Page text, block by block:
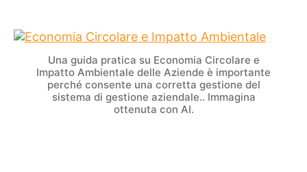
Una guida pratica su Economia Circolare e
Impatto Ambientale delle Aziende è importante
perché consente una corretta gestione del
sistema di gestione aziendale.. Immagina
ottenuta con AI.